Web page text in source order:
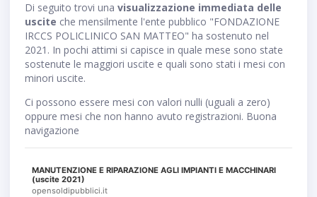
Di seguito trovi una visualizzazione immediata delle
uscite che mensilmente l'ente pubblico "FONDAZIONE
IRCCS POLICLINICO SAN MATTEO" ha sostenuto nel
2021. In pochi attimi si capisce in quale mese sono state
sostenute le maggiori uscite e quali sono stati i mesi con
minori uscite.
Ci possono essere mesi con valori nulli (uguali a zero)
oppure mesi che non hanno avuto registrazioni. Buona
navigazione
MANUTENZIONE E RIPARAZIONE AGLI IMPIANTI E MACCHINARI
(uscite 2021)
opensoldipubblici.it